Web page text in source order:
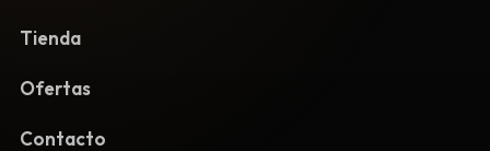
Tienda
Ofertas
Contacto